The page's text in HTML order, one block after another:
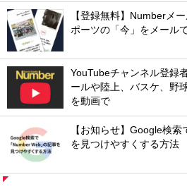
【登録無料】Numberメ
ポーツの「今」をメール
YouTubeチャンネル登録
ールや陸上、バスケ、野
を動画で
【お知らせ】Google検
を見つけやすくする方法